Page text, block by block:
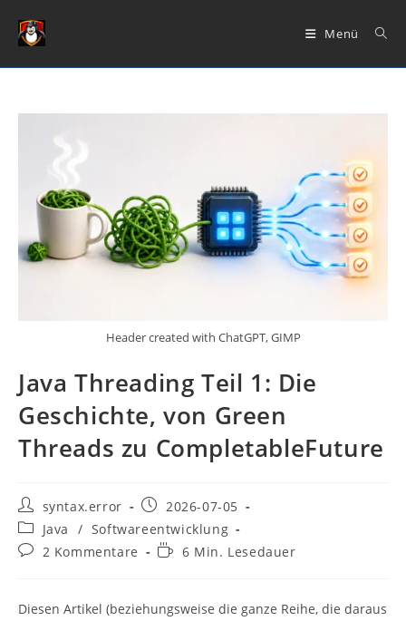
Inhalt
Menü
Header created with ChatGPT, GIMP
Java Threading Teil 1: Die
Geschichte, von Green
Threads zu CompletableFuture
Beitrags-
Autor:
syntax.error
Beitrag
veröffentlicht:
2026-07-05
Beitrags-
Kategorie:
Java / Softwareentwicklung
Beitrags-
2 Kommentare Lesedauer:
6 Min. Lesedauer
Diesen Artikel (beziehungsweise die ganze Reihe, die daraus